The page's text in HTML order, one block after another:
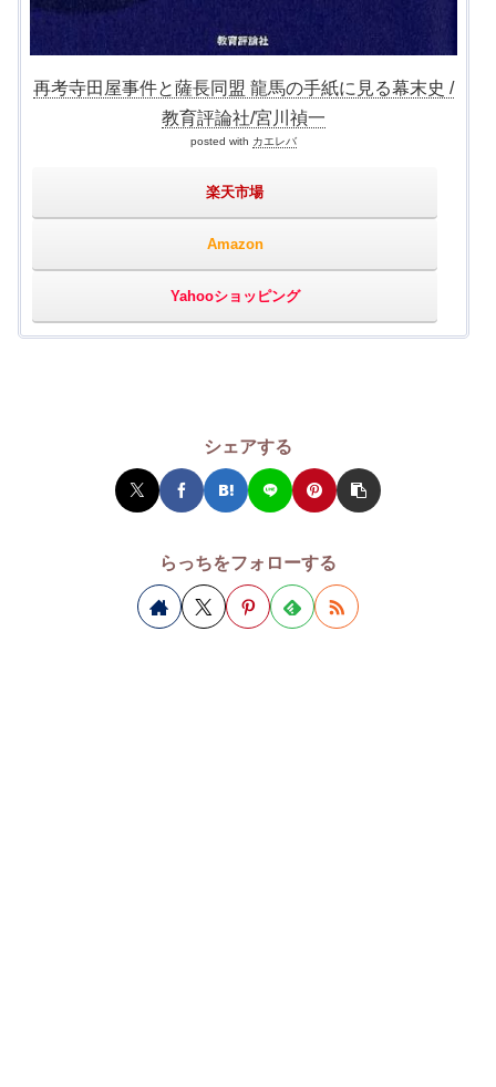
再考寺田屋事件と薩長同盟 龍馬の手紙に見る幕末史 /
教育評論社/宮川禎一
posted with カエレバ
楽天市場
Amazon
Yahooショッピング
シェアする
らっちをフォローする